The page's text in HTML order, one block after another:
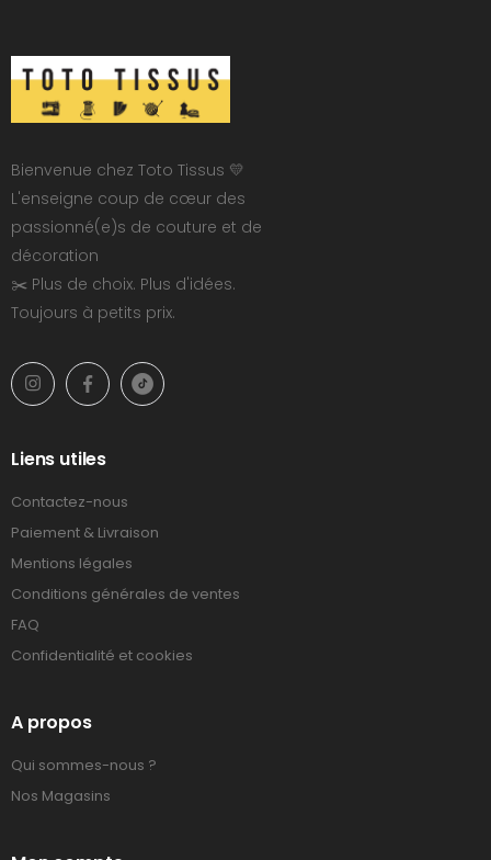
Bienvenue chez Toto Tissus 💛
L'enseigne coup de cœur des
passionné(e)s de couture et de
décoration
✂️ Plus de choix. Plus d'idées.
Toujours à petits prix.
Liens utiles
Contactez-nous
Paiement & Livraison
Mentions légales
Conditions générales de ventes
FAQ
Confidentialité et cookies
A propos
Qui sommes-nous ?
Nos Magasins